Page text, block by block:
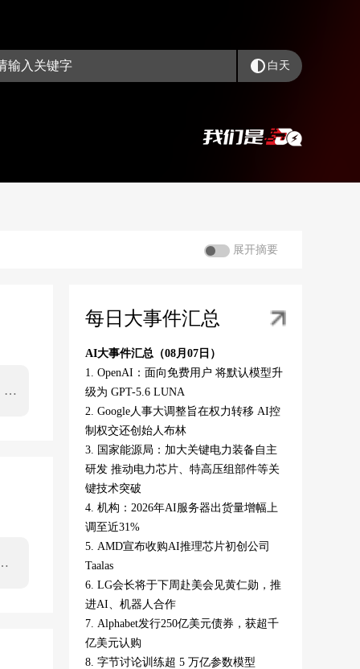
白天
展开摘要
大
每日大事件汇总
AI大事件汇总（08月07日）
1. OpenAI：面向免费用户 将默认模型升
级为 GPT-5.6 LUNA
2. Google人事大调整旨在权力转移 AI控
制权交还创始人布林
3. 国家能源局：加大关键电力装备自主
研发 推动电力芯片、特高压组部件等关
键技术突破
4. 机构：2026年AI服务器出货量增幅上
调至近31%
5. AMD宣布收购AI推理芯片初创公司
Taalas
6. LG会长将于下周赴美会见黄仁勋，推
进AI、机器人合作
7. Alphabet发行250亿美元债券，获超千
亿美元认购
8. 字节讨论训练超 5 万亿参数模型